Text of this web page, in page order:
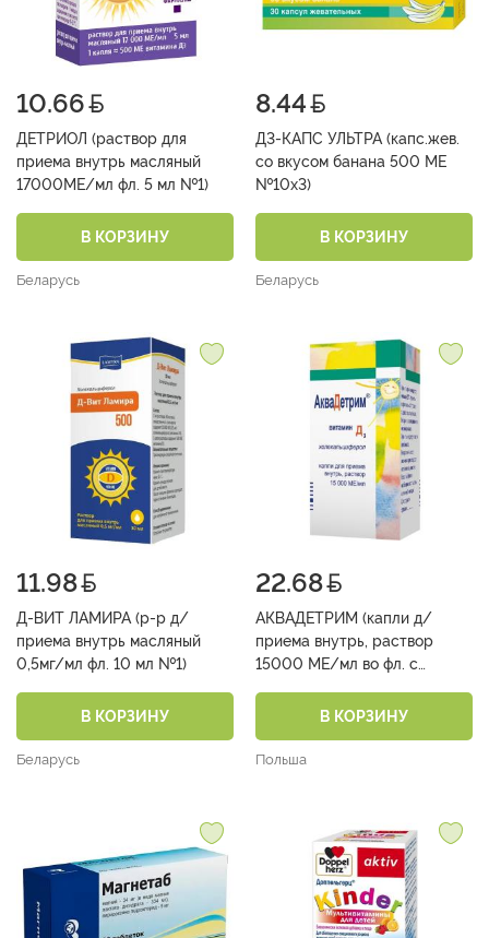
10.66
ДЕТРИОЛ (раствор для
приема внутрь масляный
17000МЕ/мл фл. 5 мл №1)
В КОРЗИНУ
Беларусь
8.44
Д3-КАПС УЛЬТРА (капс.жев.
со вкусом банана 500 МЕ
№10х3)
В КОРЗИНУ
Беларусь
11.98
Д-ВИТ ЛАМИРА (р-р д/
приема внутрь масляный
0,5мг/мл фл. 10 мл №1)
В КОРЗИНУ
Беларусь
22.68
АКВАДЕТРИМ (капли д/
приема внутрь, раствор
15000 МЕ/мл во фл. с
В КОРЗИНУ
Польша